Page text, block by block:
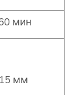
мин
мм